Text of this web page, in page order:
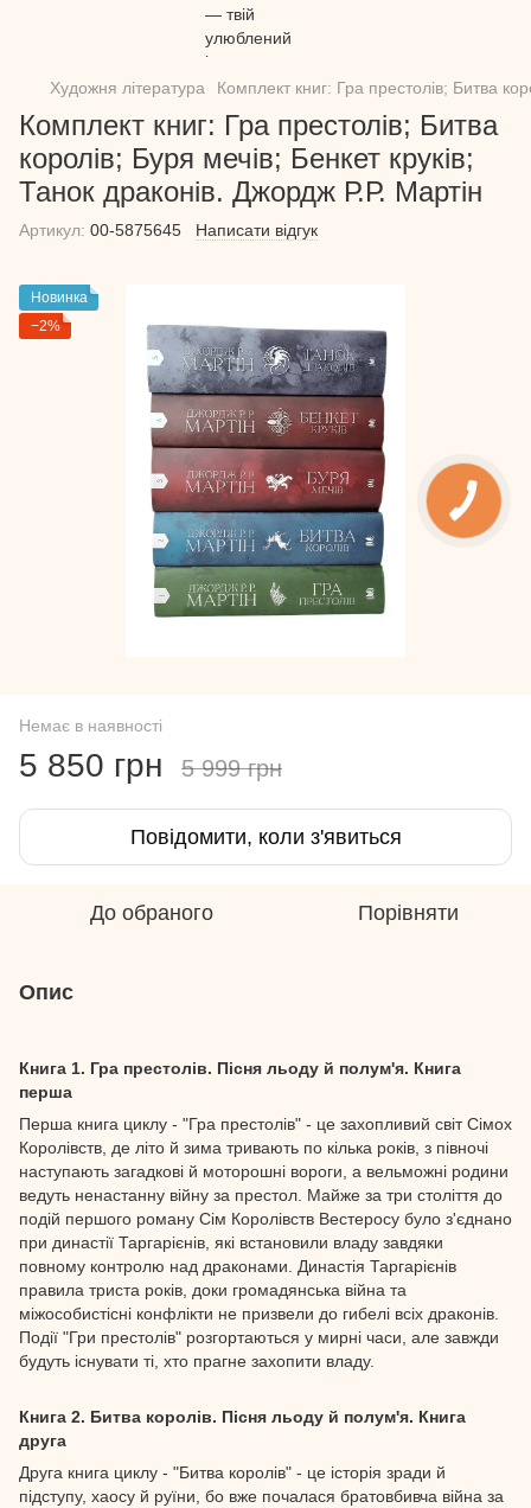
Художня література Комплект книг: Гра престолів; Битва
Комплект книг: Гра престолів; Битва
королів; Буря мечів; Бенкет круків;
Танок драконів. Джордж Р.Р. Мартін
Артикул: 00-5875645 Написати відгук
Новинка
−2%
Немає в наявності
5 850 грн 5 999 грн
Повідомити, коли з'явиться
До обраного Порівняти
Опис
Книга 1. Гра престолів. Пісня льоду й полум'я. Книга
перша
Перша книга циклу - "Гра престолів" - це захопливий світ Сімох
Королівств, де літо й зима тривають по кілька років, з півночі
наступають загадкові й моторошні вороги, а вельможні родини
ведуть ненастанну війну за престол. Майже за три століття до
подій першого роману Сім Королівств Вестеросу було з'єднано
при династії Таргарієнів, які встановили владу завдяки
повному контролю над драконами. Династія Таргарієнів
правила триста років, доки громадянська війна та
міжособистісні конфлікти не призвели до гибелі всіх драконів.
Події "Гри престолів" розгортаються у мирні часи, але завжди
будуть існувати ті, хто прагне захопити владу.
Книга 2. Битва королів. Пісня льоду й полум'я. Книга
друга
Друга книга циклу - "Битва королів" - це історія зради й
підступу, хаосу й руїни, бо вже почалася братовбивча війна за